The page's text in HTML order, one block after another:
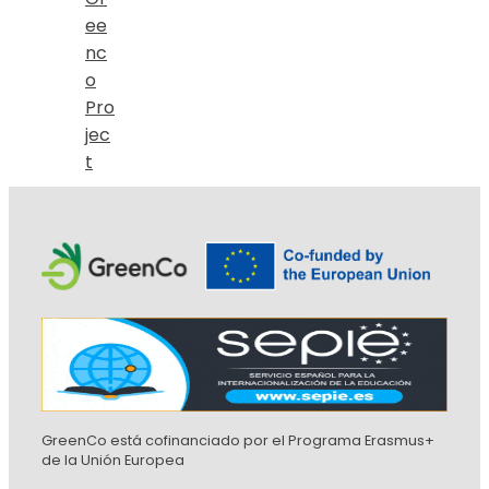
ee
nc
o
Pro
jec
t
GreenCo está cofinanciado por el Programa Erasmus+
de la Unión Europea